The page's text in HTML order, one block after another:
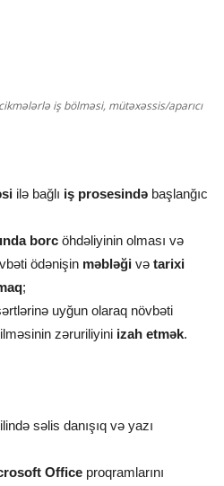
iş bölməsi, mütəxəssis/aparıcı
ilə bağlı iş prosesində başlanğıc
borc öhdəliyinin olması və
ödənişin məbləği və tarixi
;
uyğun olaraq növbəti
zəruriliyini izah etmək.
səlis danışıq və yazı
Office proqramlarını